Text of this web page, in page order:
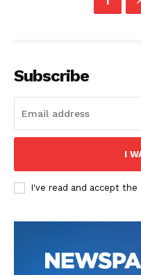
Subscribe
I
I've read and accept the